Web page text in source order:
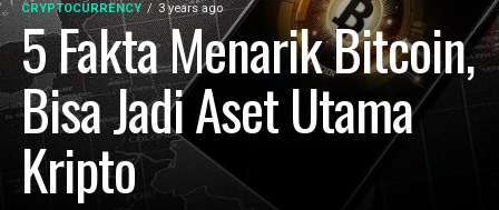
CRYPTOCURRENCY 3 years ago
5 Fakta Menarik Bitcoin,
Bisa Jadi Aset Utama
Kripto